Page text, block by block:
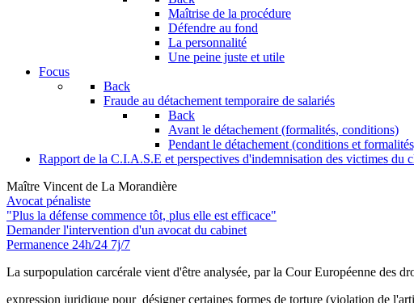
Maîtrise de la procédure
Défendre au fond
La personnalité
Une peine juste et utile
Focus
Back
Fraude au détachement temporaire de salariés
Back
Avant le détachement (formalités, conditions)
Pendant le détachement (conditions et
Rapport de la C.I.A.S.E et perspectives d'indemnisation des victimes du
Maître Vincent de La Morandière
Avocat pénaliste
"Plus la défense commence tôt, plus elle est efficace"
Demander l'intervention d'un avocat du cabinet
Permanence 24h/24 7j/7
La surpopulation carcérale vient d'être analysée, par la Cour Européenne des
expression juridique pour désigner certaines formes de torture (violation de